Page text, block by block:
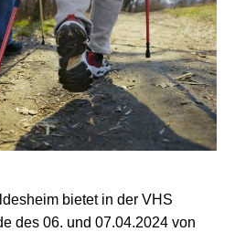
bietet in der VHS
des 06. und 07.04.2024 von